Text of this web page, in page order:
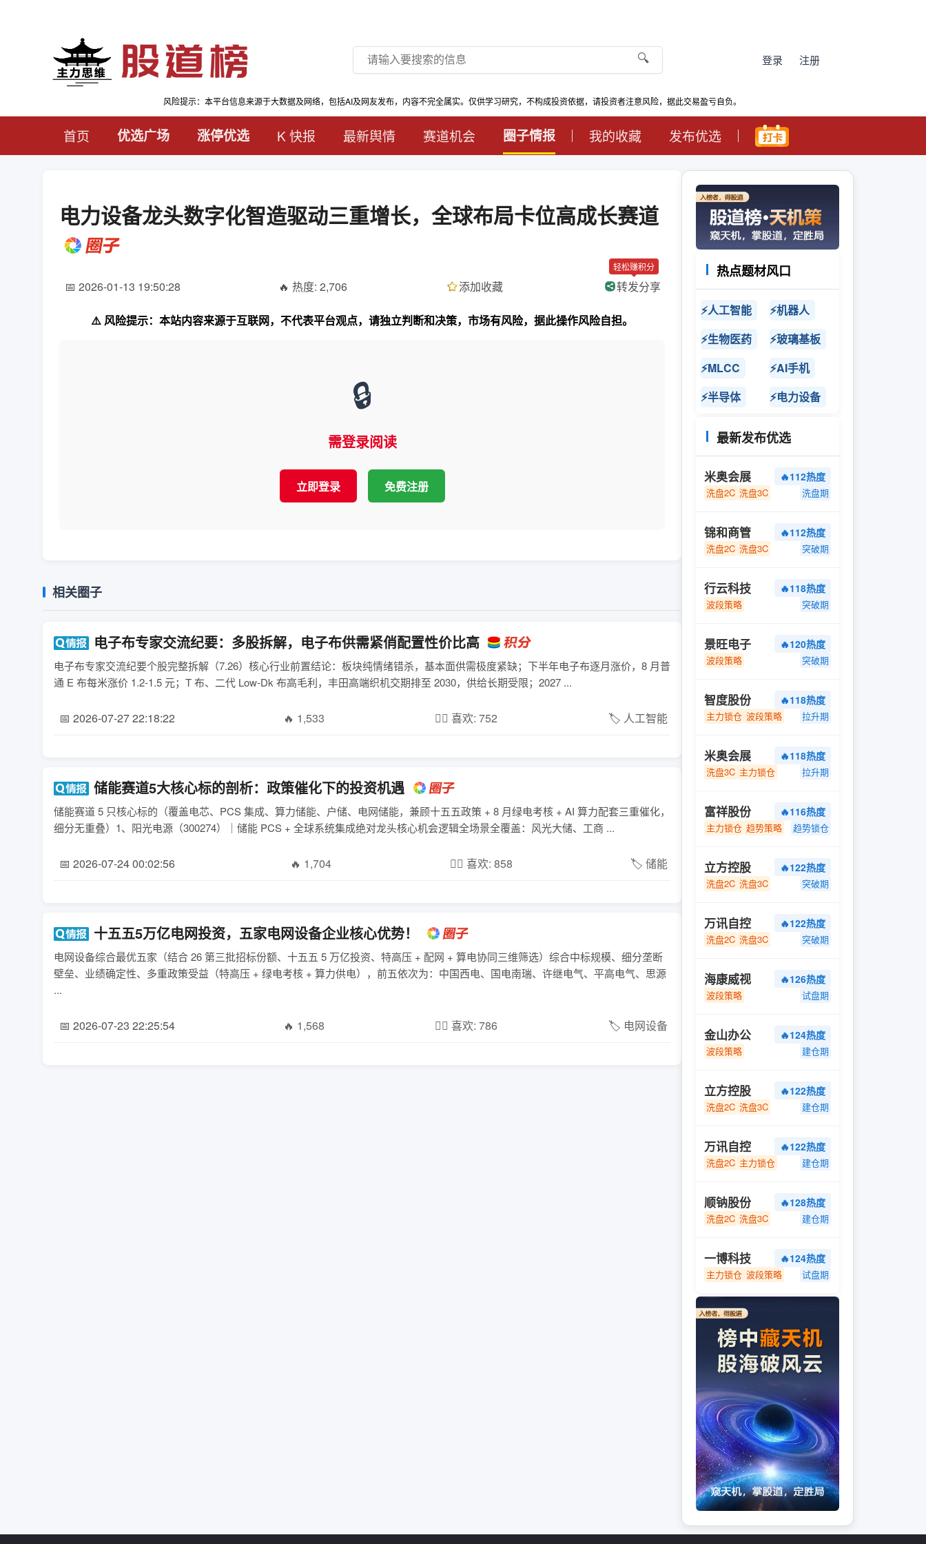
🔍 登录 注册
风险提示：本平台信息来源于大数据及网络，包括AI及网友发布，内容不完全属实。仅供学习研究，不构成投资依据，请投资者注意风险，据此交易盈亏自负。
首页 优选广场 涨停优选 K 快报 最新舆情 赛道机会 圈子情报 我的收藏 发布优选
电力设备龙头数字化智造驱动三重增长，全球布局卡位高成长赛道
📅 2026-01-13 19:50:28 🔥 热度: 2,706 添加收藏
轻松赚积分
转发分享
⚠️ 风险提示：本站内容来源于互联网，不代表平台观点，请独立判断和决策，市场有风险，据此操作风险自担。
🔒
需登录阅读
立即登录 免费注册
相关圈子
电子布专家交流纪要：多股拆解，电子布供需紧俏配置性价比高
电子布专家交流纪要个股完整拆解（7.26）核心行业前置结论：板块纯情绪错杀，基本面供需极度紧缺；下半年电子布逐月涨价，8 月普
通 E 布每米涨价 1.2-1.5 元；T 布、二代 Low-Dk 布高毛利，丰田高端织机交期排至 2030，供给长期受限；2027 ...
📅 2026-07-27 22:18:22 🔥 1,533 ❤️‍🔥 喜欢: 752 🏷️ 人工智能
储能赛道5大核心标的剖析：政策催化下的投资机遇
储能赛道 5 只核心标的（覆盖电芯、PCS 集成、算力储能、户储、电网储能，兼顾十五五政策 + 8 月绿电考核 + AI 算力配套三重催化，
细分无重叠）1、阳光电源（300274）｜储能 PCS + 全球系统集成绝对龙头核心机会逻辑全场景全覆盖：风光大储、工商 ...
📅 2026-07-24 00:02:56 🔥 1,704 ❤️‍🔥 喜欢: 858 🏷️ 储能
十五五5万亿电网投资，五家电网设备企业核心优势！
电网设备综合最优五家（结合 26 第三批招标份额、十五五 5 万亿投资、特高压 + 配网 + 算电协同三维筛选）综合中标规模、细分垄断
壁垒、业绩确定性、多重政策受益（特高压 + 绿电考核 + 算力供电），前五依次为：中国西电、国电南瑞、许继电气、平高电气、思源
...
📅 2026-07-23 22:25:54 🔥 1,568 ❤️‍🔥 喜欢: 786 🏷️ 电网设备
热点题材风口
⚡人工智能
⚡机器人
⚡生物医药
⚡玻璃基板
⚡MLCC
⚡AI手机
⚡半导体
⚡电力设备
最新发布优选
米奥会展 🔥112热度
洗盘2C 洗盘3C 洗盘期
锦和商管 🔥112热度
洗盘2C 洗盘3C 突破期
行云科技 🔥118热度
波段策略 突破期
景旺电子 🔥120热度
波段策略 突破期
智度股份 🔥118热度
主力锁仓 波段策略 拉升期
米奥会展 🔥118热度
洗盘3C 主力锁仓 拉升期
富祥股份 🔥116热度
主力锁仓 趋势策略 趋势锁仓
立方控股 🔥122热度
洗盘2C 洗盘3C 突破期
万讯自控 🔥122热度
洗盘2C 洗盘3C 突破期
海康威视 🔥126热度
波段策略 试盘期
金山办公 🔥124热度
波段策略 建仓期
立方控股 🔥122热度
洗盘2C 洗盘3C 建仓期
万讯自控 🔥122热度
洗盘2C 主力锁仓 建仓期
顺钠股份 🔥128热度
洗盘2C 洗盘3C 建仓期
一博科技 🔥124热度
主力锁仓 波段策略 试盘期